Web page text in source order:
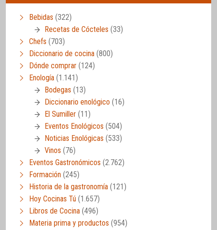
Bebidas (322)
Recetas de Cócteles (33)
Chefs (703)
Diccionario de cocina (800)
Dónde comprar (124)
Enología (1.141)
Bodegas (13)
Diccionario enológico (16)
El Sumiller (11)
Eventos Enológicos (504)
Noticias Enológicas (533)
Vinos (76)
Eventos Gastronómicos (2.762)
Formación (245)
Historia de la gastronomía (121)
Hoy Cocinas Tú (1.657)
Libros de Cocina (496)
Materia prima y productos (954)